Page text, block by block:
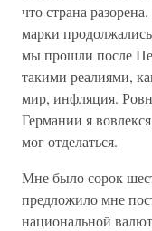
что страна
марки
мы прошли после
такими реалиями,
мир, инфляция.
Германии я
мог отделаться.
Мне было сорок
предложило мне
национальной